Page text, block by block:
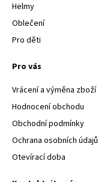
Helmy
Oblečení
Pro děti
Pro vás
Vrácení a výměna zboží
Hodnocení obchodu
Obchodní podmínky
Ochrana osobních údajů
Otevírací doba